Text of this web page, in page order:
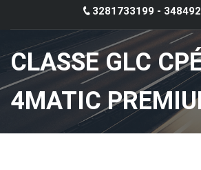
3281733199 -
CLASSE GLC
4MATIC